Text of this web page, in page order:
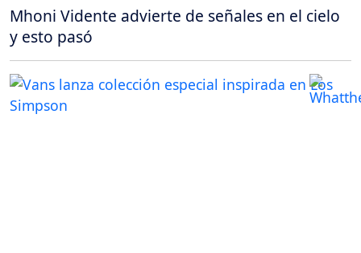
Mhoni Vidente advierte de señales en el cielo
y esto pasó